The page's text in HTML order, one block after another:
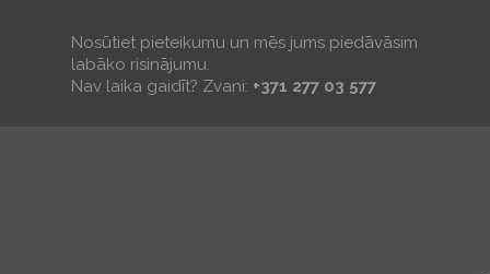
Nosūtiet pieteikumu un mēs jums piedāvāsim
labāko risinājumu.
Nav laika gaidīt? Zvani: +371 277 03 577